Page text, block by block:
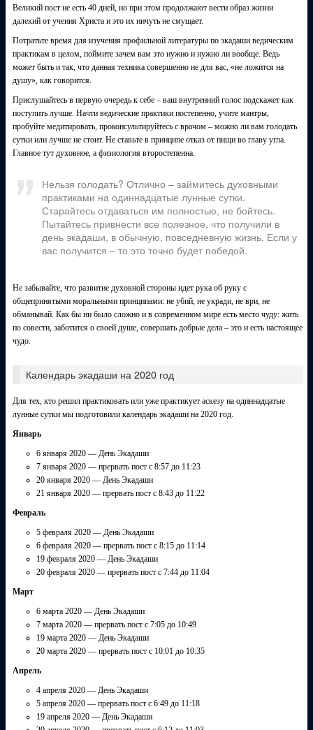
Великий пост не есть 40 дней, но при этом продолжают вести образ жизни
далекий от учения Христа и это их ничуть не смущает.
Потратьте время для изучения профильной литературы по экадаши ведическим
практикам в целом, поймите зачем вам это нужно и нужно ли вообще. Ведь
может быть и так, что данная техника совершенно не для вас, «не ложится на
душу», как говорится.
Прислушайтесь в первую очередь к себе – ваш внутренний голос подскажет как
поступить лучше. Начти ведические практики постепенно, учите мантры,
пробуйте медитировать, проконсультируйтесь с врачом – можно ли вам голодать
сутки или лучше не стоит. Не ставьте в принципе отказ от пищи во главу угла.
Главное тут духовное, а физиология второстепенна.
Нельзя голодать? Отлично – займитесь духовными
практиками на одиннадцатые лунные сутки.
Старайтесь отдаваться им полностью, не бойтесь.
Пытайтесь привнести все полезное, что получили в
день экадаши, в обычную, повседневную жизнь. Если у
вас получится – то это точно будет победой.
Не забывайте, что развитие духовной стороны идет рука об руку с
общепринятыми моральными принципами: не убий, не укради, не ври, не
обманывай. Как бы ни было сложно и в современном мире есть место чуду: жить
по совести, заботится о своей душе, совершать добрые дела – это и есть настоящее
чудо.
Календарь экадаши на 2020 год
Для тех, кто решил практиковать или уже практикует аскезу на одиннадцатые
лунные сутки мы подготовили календарь экадаши на 2020 год.
Январь
6 января 2020 — День Экадаши
7 января 2020 — прервать пост с 8:57 до 11:23
20 января 2020 — День Экадаши
21 января 2020 — прервать пост с 8:43 до 11:22
Февраль
5 февраля 2020 — День Экадаши
6 февраля 2020 — прервать пост с 8:15 до 11:14
19 февраля 2020 — День Экадаши
20 февраля 2020 — прервать пост с 7:44 до 11:04
Март
6 марта 2020 — День Экадаши
7 марта 2020 — прервать пост с 7:05 до 10:49
19 марта 2020 — День Экадаши
20 марта 2020 — прервать пост с 10:01 до 10:35
Апрель
4 апреля 2020 — День Экадаши
5 апреля 2020 — прервать пост с 6:49 до 11:18
19 апреля 2020 — День Экадаши